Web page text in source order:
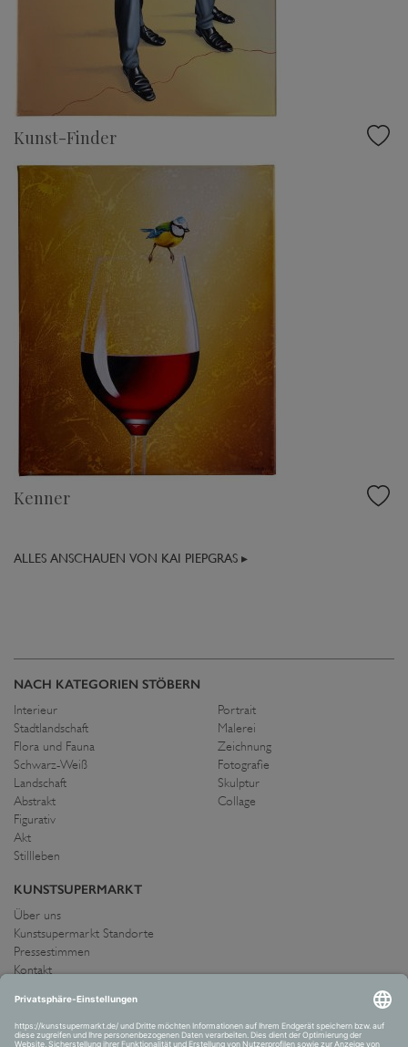
Kunst-Finder
Kenner
ALLES ANSCHAUEN VON KAI PIEPGRAS ▸
NACH KATEGORIEN STÖBERN
Interieur
Stadtlandschaft
Flora und Fauna
Schwarz-Weiß
Landschaft
Abstrakt
Figurativ
Akt
Stillleben
Portrait
Malerei
Zeichnung
Fotografie
Skulptur
Collage
KUNSTSUPERMARKT
Über uns
Kunstsupermarkt Standorte
Pressestimmen
Kontakt
IMPRESSUM UND AGB
Allgemeine Geschäftsbedingungen